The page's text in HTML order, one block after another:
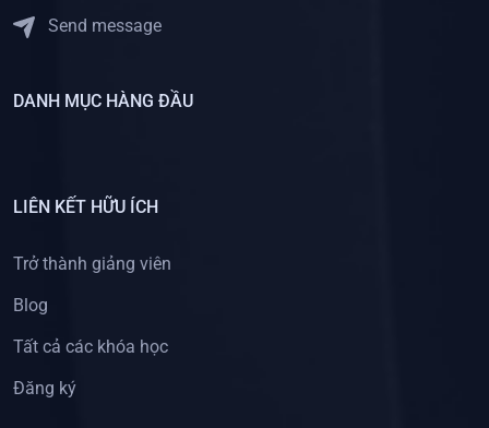
Send message
DANH MỤC HÀNG ĐẦU
LIÊN KẾT HỮU ÍCH
Trở thành giảng viên
Blog
Tất cả các khóa học
Đăng ký